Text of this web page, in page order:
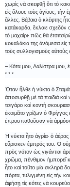
χωρὶς νὰ σκεφθῇ ὅτι τὸ
εἰς ὅλους τοὺς ἁγίους,
ἄλλες. Βέβαια ὁ κλέφτης
κατάκαρδα, ἔκλαιε σχεδὸν
τὸ μαχαίρι· πῶς θὰ
κοκαλάκια της ἀνάμεσα
τοὺς συλλογισμοὺς αὐτοὺς
– Κότα μου, Λαλίστρα μου,
* * *
Ὅταν ἦλθε ἡ νύκτα ὁ
ἀποσυρθῇ μὲ τὰ παιδιὰ καὶ
τσιγάρο καὶ κοντὴ
ἐκοιμᾶτο γρίζων ὁ Φρίγγος
ἐπροσπαθοῦσαν νὰ
Ἡ νύκτα ἦτο ἀγρία· ὁ
εὔρισκεν ἐμπρός του. Ὁ
πρὸς νότον ὡς γιγάντιαι
χρῶμα, πένθιμον ἠμπορεῖ
ἦτο καὶ τοῦτο μία σκληρὰ
πόρτα, τυλιγμένη εἰς τὴν
ἀφήσῃ τὶς κότες νὰ